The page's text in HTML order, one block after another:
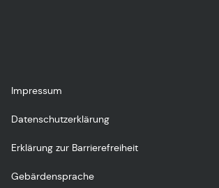
Impressum
Datenschutzerklärung
Erklärung zur Barrierefreiheit
Gebärdensprache